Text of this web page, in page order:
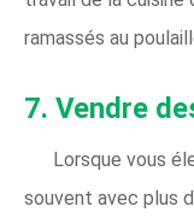
ramassés au
7. Vendre
Lorsque vous
souvent avec plus